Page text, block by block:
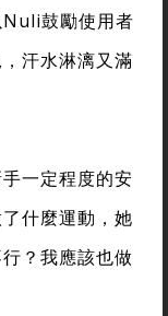
Nuli鼓勵使用者
汗水淋漓又滿
一定程度的安
什麼運動，她
？我應該也做